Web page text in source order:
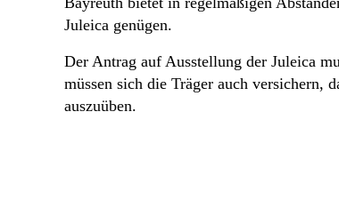
Juleica genügen.
Der Antrag auf Ausstellung der Juleica
müssen sich die Träger auch versichern,
auszuüben.